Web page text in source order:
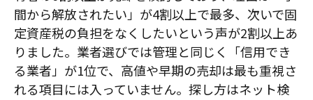
間から解放されたい」が4割以上で最多、次いで固
定資産税の負担をなくしたいという声が2割以上あ
りました。業者選びでは管理と同じく「信用でき
る業者」が1位で、高値や早期の売却は最も重視さ
れる項目には入っていません。探し方はネット検